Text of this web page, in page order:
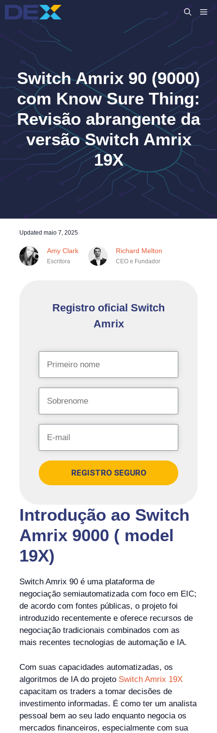
Pular
para
conteúdo
Switch Amrix 90 (9000)
com Know Sure Thing:
Revisão abrangente da
versão Switch Amrix
19X
Updated maio 7, 2025
Amy Clark
Escritora
Richard Melton
CEO e Fundador
Introdução ao Switch
Amrix 9000 ( model
19X)
Switch Amrix 90 é uma plataforma de
negociação semiautomatizada com foco em EIC;
de acordo com fontes públicas, o projeto foi
introduzido recentemente e oferece recursos de
negociação tradicionais combinados com as
mais recentes tecnologias de automação e IA.
Com suas capacidades automatizadas, os
algoritmos de IA do projeto Switch Amrix 19X
capacitam os traders a tomar decisões de
investimento informadas. É como ter um analista
pessoal bem ao seu lado enquanto negocia os
mercados financeiros, especialmente com sua
Registro oficial Switch
Amrix
REGISTRO SEGURO